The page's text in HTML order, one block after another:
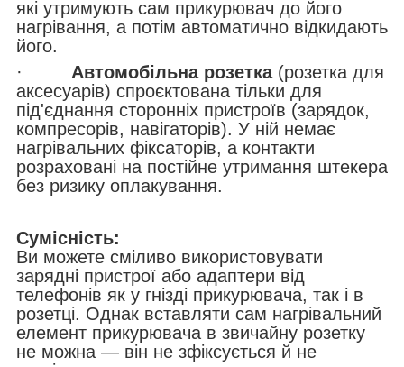
які утримують сам прикурювач до його
нагрівання, а потім автоматично відкидають
його.
· Автомобільна розетка(розетка для
аксесуарів) спроєктована тільки для
під'єднання сторонніх пристроїв (зарядок,
компресорів, навігаторів). У ній немає
нагрівальних фіксаторів, а контакти
розраховані на постійне утримання штекера
без ризику оплакування.
Сумісність:
Ви можете сміливо використовувати
зарядні пристрої або адаптери від
телефонів як у гнізді прикурювача, так і в
розетці. Однак вставляти сам нагрівальний
елемент прикурювача в звичайну розетку
не можна — він не зфіксується й не